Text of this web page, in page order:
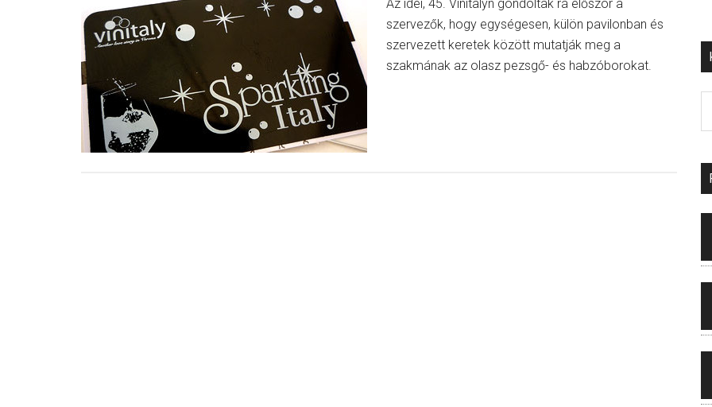
Az idei, 45. Vinitalyn gondoltak rá először a
szervezők, hogy egységesen, külön pavilonban és
szervezett keretek között mutatják meg a
szakmának az olasz pezsgő- és habzóborokat.